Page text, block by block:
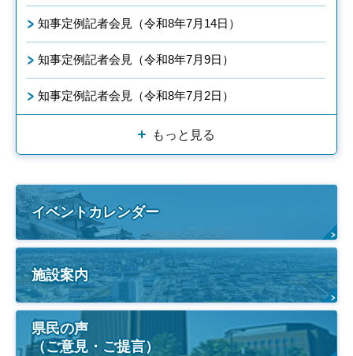
知事定例記者会見（令和8年7月14日）
知事定例記者会見（令和8年7月9日）
知事定例記者会見（令和8年7月2日）
もっと見る
イベントカレンダー
施設案内
県民の声
（ご意見・ご提言）